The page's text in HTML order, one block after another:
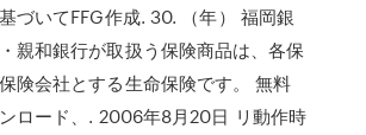
づいてFFG作成. 30. （年） 福岡銀
親和銀行が取扱う保険商品は、各保
険会社とする生命保険です。 無料
ロード、. 2006年8月20日 リ動作時